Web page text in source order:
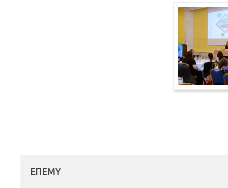
ΕΠΕΜΥ